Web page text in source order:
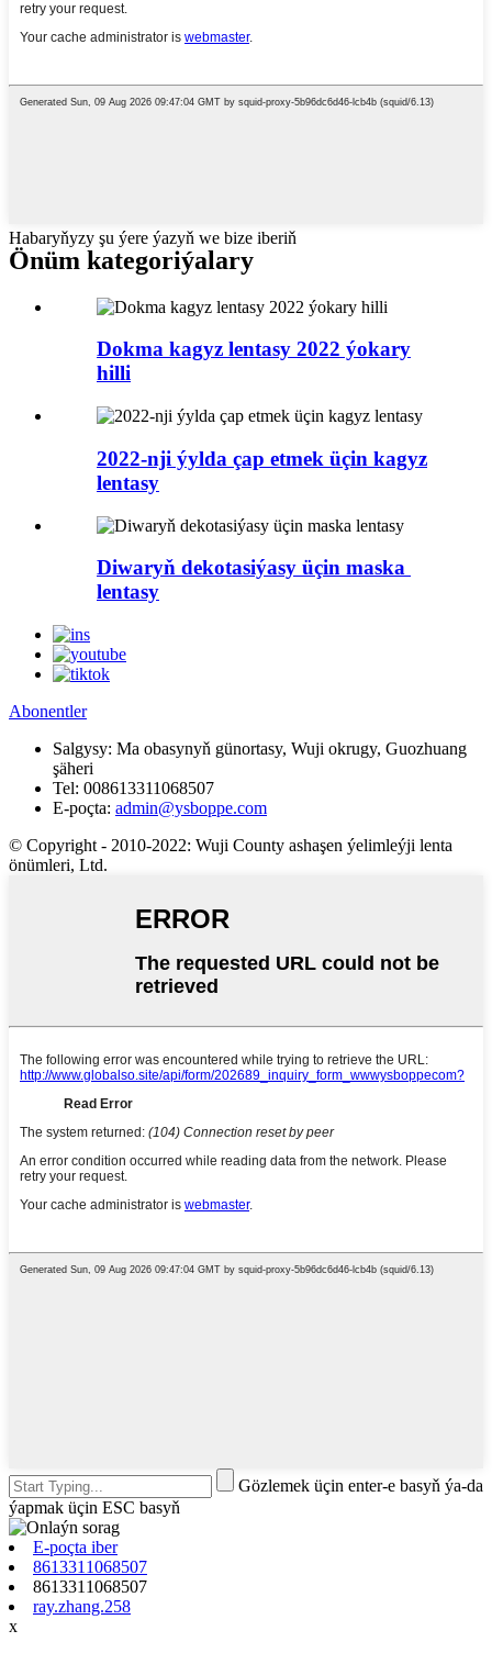
Habaryňyzy şu ýere ýazyň we bize iberiň
Önüm kategoriýalary
Dokma kagyz lentasy 2022 ýokary
hilli
2022-nji ýylda çap etmek üçin kagyz
lentasy
Diwaryň dekotasiýasy üçin maska ​​
lentasy
Abonentler
Salgysy: Ma obasynyň günortasy, Wuji okrugy, Guozhuang
şäheri
Tel: 008613311068507
E-poçta: admin@ysboppe.com
© Copyright - 2010-2022: Wuji County ashaşen ýelimleýji lenta
önümleri, Ltd.
Gözlemek üçin enter-e basyň ýa-da
ýapmak üçin ESC basyň
E-poçta iber
8613311068507
8613311068507
ray.zhang.258
x